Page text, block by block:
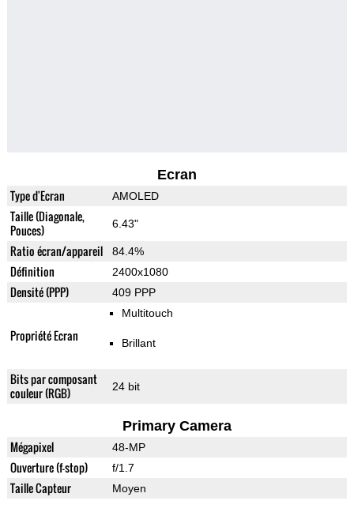
Ecran
Type d'Ecran AMOLED
Taille (Diagonale,
Pouces)
6.43"
Ratio écran/appareil 84.4%
Définition 2400x1080
Densité (PPP) 409 PPP
Propriété Ecran
Multitouch
Brillant
Bits par composant
couleur (RGB)
24 bit
Primary Camera
Mégapixel 48-MP
Ouverture (f-stop) f/1.7
Taille Capteur Moyen